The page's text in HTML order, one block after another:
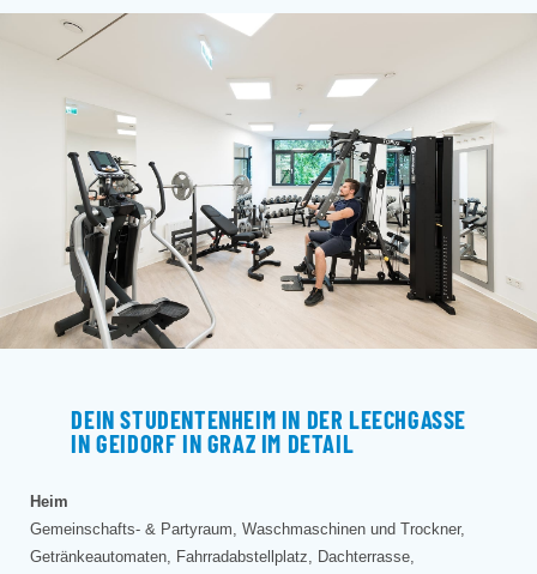
DEIN STUDENTENHEIM IN DER LEECHGASSE
IN GEIDORF IN GRAZ IM DETAIL
Heim
Gemeinschafts- & Partyraum, Waschmaschinen und Trockner,
Getränkeautomaten, Fahrradabstellplatz, Dachterrasse,